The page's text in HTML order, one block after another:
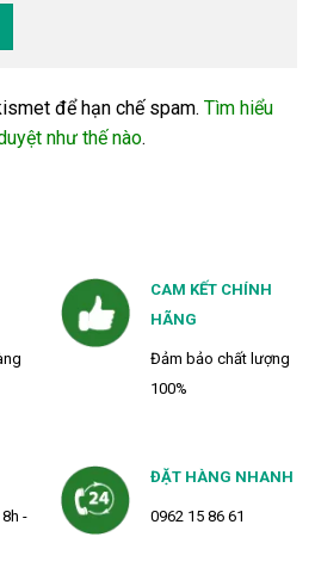
để hạn chế spam. Tìm hiểu
như thế nào.
CAM KẾT CHÍNH
HÃNG
Đảm bảo chất lượng
100%
-
ĐẶT HÀNG NHANH
0962 15 86 61